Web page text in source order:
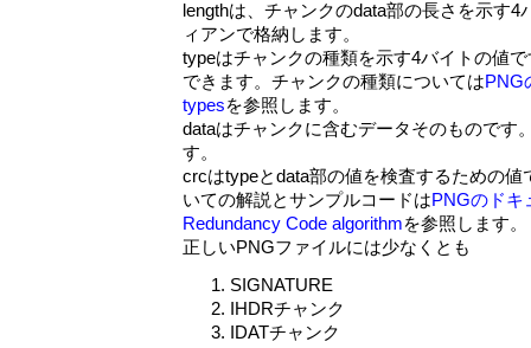
lengthは、チャンクのdata部の長さを示す
ィアンで格納します。
typeはチャンクの種類を示す4バイトの値
できます。チャンクの種類についてはPNG
typesを参照します。
dataはチャンクに含むデータそのものです
す。
crcはtypeとdata部の値を検査するための
いての解説とサンプルコードはPNGのドキ
Redundancy Code algorithmを参照します。
正しいPNGファイルには少なくとも
SIGNATURE
IHDRチャンク
IDATチャンク